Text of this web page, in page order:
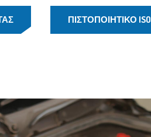
ΠΙΣΤΟΠΟΙΗΤΙΚΟ ISO